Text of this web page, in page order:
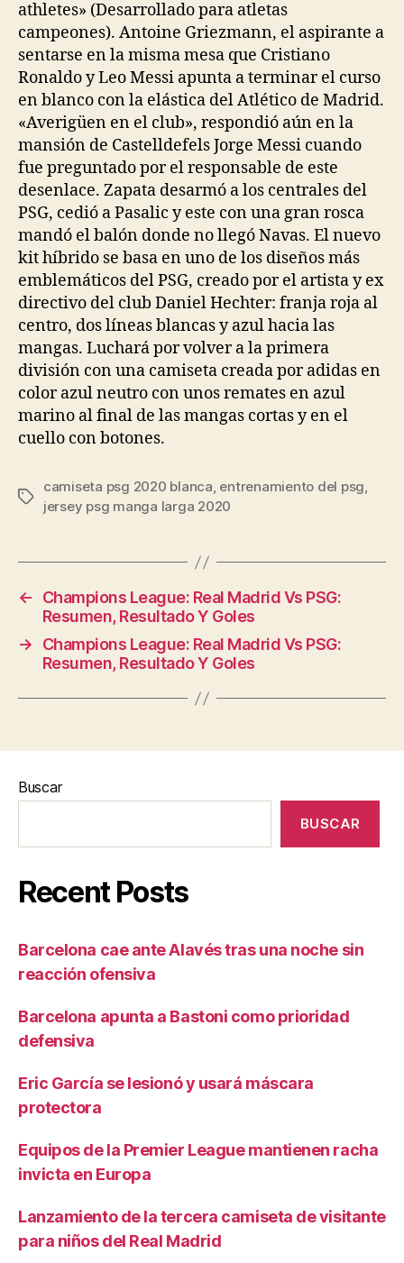
athletes» (Desarrollado para atletas
campeones). Antoine Griezmann, el aspirante a
sentarse en la misma mesa que Cristiano
Ronaldo y Leo Messi apunta a terminar el curso
en blanco con la elástica del Atlético de Madrid.
«Averigüen en el club», respondió aún en la
mansión de Castelldefels Jorge Messi cuando
fue preguntado por el responsable de este
desenlace. Zapata desarmó a los centrales del
PSG, cedió a Pasalic y este con una gran rosca
mandó el balón donde no llegó Navas. El nuevo
kit híbrido se basa en uno de los diseños más
emblemáticos del PSG, creado por el artista y ex
directivo del club Daniel Hechter: franja roja al
centro, dos líneas blancas y azul hacia las
mangas. Luchará por volver a la primera
división con una camiseta creada por adidas en
color azul neutro con unos remates en azul
marino al final de las mangas cortas y en el
cuello con botones.
Etiquetas
camiseta psg 2020 blanca, entrenamiento del psg,
jersey psg manga larga 2020
←
Champions League: Real Madrid Vs PSG:
Resumen, Resultado Y Goles
→
Champions League: Real Madrid Vs PSG:
Resumen, Resultado Y Goles
Buscar
BUSCAR
Recent Posts
Barcelona cae ante Alavés tras una noche sin
reacción ofensiva
Barcelona apunta a Bastoni como prioridad
defensiva
Eric García se lesionó y usará máscara
protectora
Equipos de la Premier League mantienen racha
invicta en Europa
Lanzamiento de la tercera camiseta de visitante
para niños del Real Madrid